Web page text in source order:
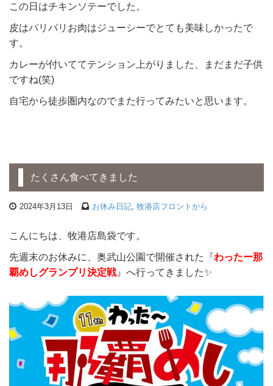
この日はチキンソテーでした。
皮はパリパリお肉はジューシーでとても美味しかったで
す。
カレーが付いててテンション上がりました、まだまだ子供
ですね(笑)
自宅から徒歩圏内なのでまた行ってみたいと思います。
たくさん食べてきました
2024年3月13日 お休み日記, 牧港店フロントから
こんにちは、牧港店島袋です。
先週末のお休みに、奥武山公園で開催された『わったー那
覇めしグランプリ決定戦』へ行ってきました✨